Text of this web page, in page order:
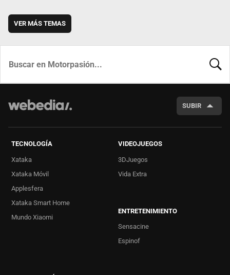
VER MÁS TEMAS
SUBIR
TECNOLOGÍA
Xataka
Xataka Móvil
Applesfera
Xataka Smart Home
Mundo Xiaomi
VIDEOJUEGOS
3DJuegos
Vida Extra
ENTRETENIMIENTO
Sensacine
Espinof